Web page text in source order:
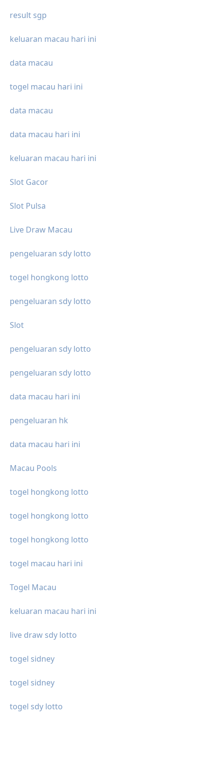
result sgp
keluaran macau hari ini
data macau
togel macau hari ini
data macau
data macau hari ini
keluaran macau hari ini
Slot Gacor
Slot Pulsa
Live Draw Macau
pengeluaran sdy lotto
togel hongkong lotto
pengeluaran sdy lotto
Slot
pengeluaran sdy lotto
pengeluaran sdy lotto
data macau hari ini
pengeluaran hk
data macau hari ini
Macau Pools
togel hongkong lotto
togel hongkong lotto
togel hongkong lotto
togel macau hari ini
Togel Macau
keluaran macau hari ini
live draw sdy lotto
togel sidney
togel sidney
togel sdy lotto